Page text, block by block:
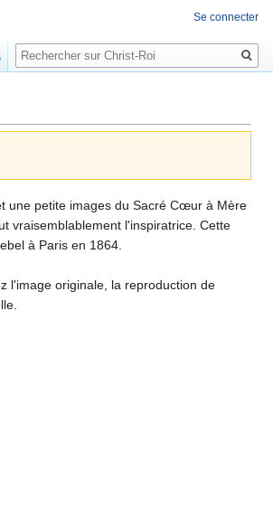
une petite images du Sacré Cœur à Mère
vraisemblablement l'inspiratrice. Cette
à Paris en 1864.
l'image originale, la reproduction de
Se connecter
Rechercher